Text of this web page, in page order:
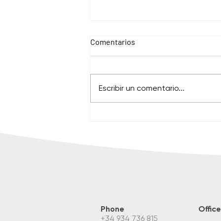
Comentarios
Escribir un comentario...
Phone
+34 934 736 815